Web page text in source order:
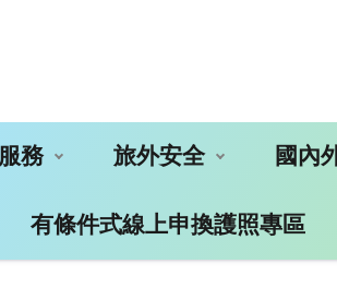
務 旅外安全 國內
有條件式線上申換護照專區